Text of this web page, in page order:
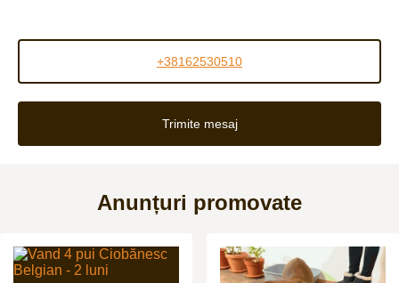
+38162530510
Trimite mesaj
Anunțuri promovate